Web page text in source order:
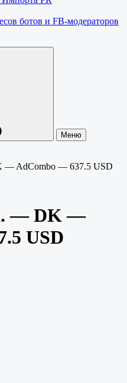
ботов и FB-модераторов
Меню
— AdCombo — 637.5 USD
— DK —
USD